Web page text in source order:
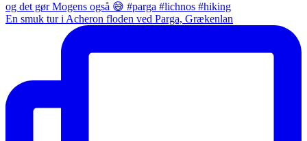
En smuk tur i Acheron floden ved Parga, Grækenlan